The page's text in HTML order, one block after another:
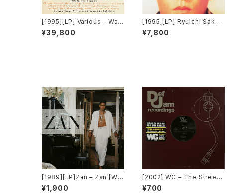
[1995][LP] Various – Waiti
ng To Exhale (Original S
oundtrack Album) [Arista
¥39,800
[1995][LP] Ryuichi Saka
moto – Merry Christmas
Mr. Lawrence [Midi Inc.]
¥7,800
[1989][LP]Zan – Zan [War
ner Bros. Records]
¥1,900
[2002] WC – The Streets
(Remix) [Def Jam Recor
dings][PROMO]
¥700